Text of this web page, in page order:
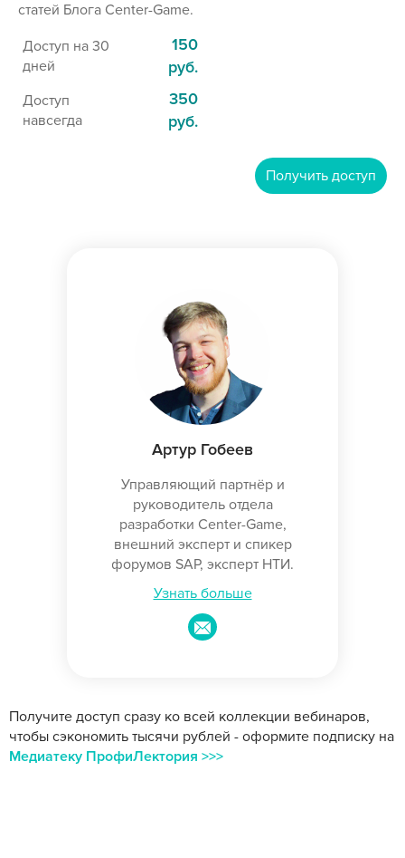
статей Блога Center-Game.
Доступ на 30
дней
150
руб.
Доступ
навсегда
350
руб.
Получить доступ
Артур Гобеев
Управляющий партнёр и
руководитель отдела
разработки Center-Game,
внешний эксперт и спикер
форумов SAP, эксперт НТИ.
Узнать больше
Получите доступ сразу ко всей коллекции вебинаров,
чтобы сэкономить тысячи рублей - оформите подписку на
Медиатеку ПрофиЛектория >>>